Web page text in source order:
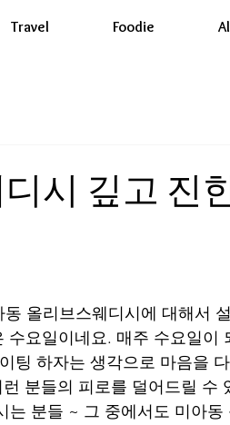
Travel Foodie
시 깊고 진
올리브스웨디시에 대해서
요일이네요. 매주 수요일이
팅 하자는 생각으로 마음을
분들의 피로를 덜어드릴 수
는 분들 ~ 그 중에서도 미아동